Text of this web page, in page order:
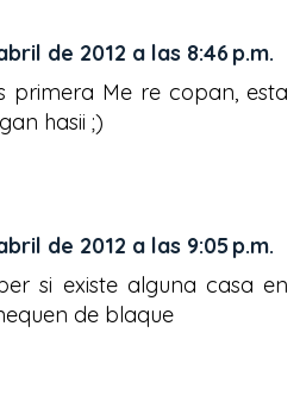
de 2012 a las 8:46 p.m.
primera Me re copan, esta
hasii ;)
de 2012 a las 9:05 p.m.
si existe alguna casa en
de blaque